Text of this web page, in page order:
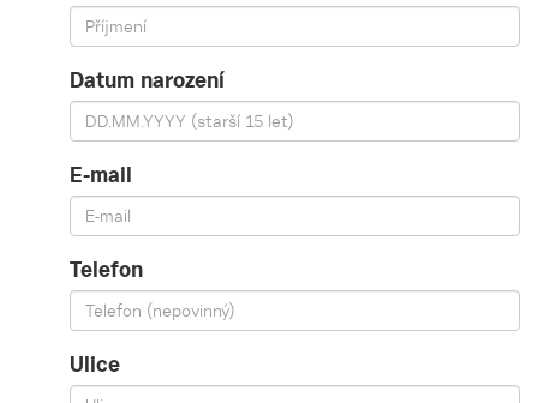
Datum narození
E-mail
Telefon
Ulice